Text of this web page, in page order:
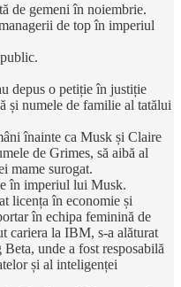
de gemeni în noiembrie.
de top în imperiul
depus o petiție în justiție
și numele de familie al tatălui
înainte ca Musk și Claire
de Grimes, să aibă al
mame surogat.
în imperiul lui Musk.
licența în economie și
în echipa feminină de
cariera la IBM, s-a alăturat
unde a fost resposabilă
și al inteligenței